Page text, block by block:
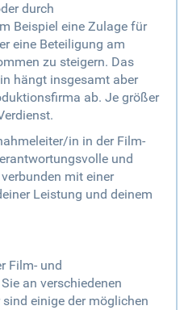
durch
Beispiel eine Zulage für
eine Beteiligung am
zu steigern. Das
hängt insgesamt aber
ab. Je größer
in in der Film-
und
mit einer
Leistung und deinem
Film- und
an verschiedenen
einige der möglichen